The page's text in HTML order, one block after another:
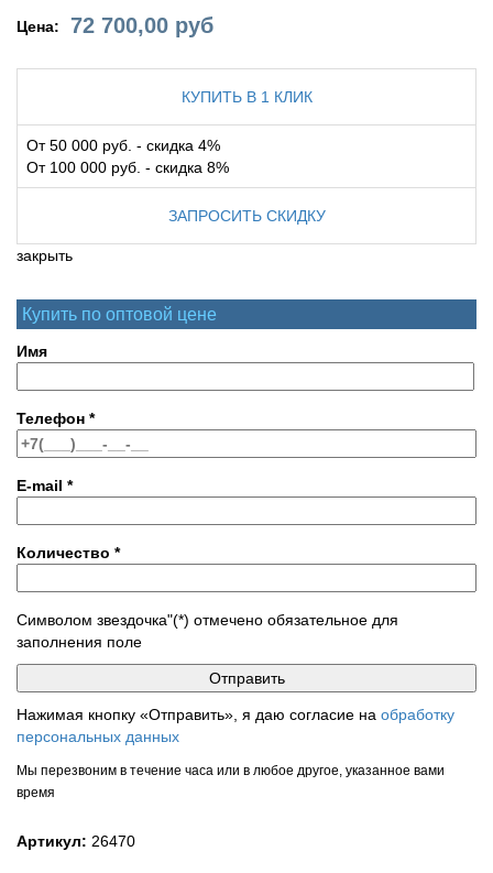
Цена: 72 700,00 руб
КУПИТЬ В 1 КЛИК
От 50 000 руб. - скидка 4%
От 100 000 руб. - скидка 8%
ЗАПРОСИТЬ СКИДКУ
закрыть
Купить по оптовой цене
Имя
Телефон *
E-mail *
Количество *
Символом звездочка"(*) отмечено обязательное для
заполнения поле
Нажимая кнопку «Отправить», я даю согласие на обработку
персональных данных
Мы перезвоним в течение часа или в любое другое, указанное вами
время
Артикул: 26470